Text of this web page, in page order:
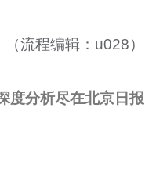
（流程编辑：u028）
度分析尽在北京日报